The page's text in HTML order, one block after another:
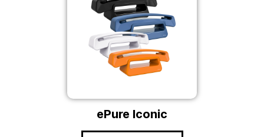
ePure Iconic